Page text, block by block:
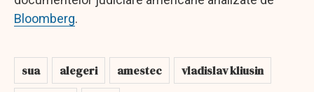
Bloomberg.
sua alegeri amestec
vladislav kliusin